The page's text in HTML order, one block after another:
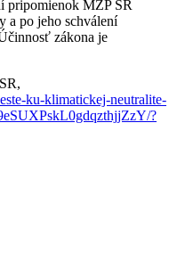
pripomienok MŽP SR
a po jeho schválení
zákona je
ku-klimatickej-neutralite-
?